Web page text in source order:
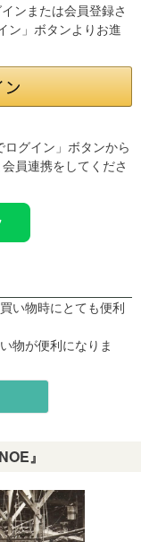
ンまたは会員登録さ
ン」ボタンよりお進
グイン」ボタンから
員連携をしてくださ
い物時にとても便利
物が便利になりま
』